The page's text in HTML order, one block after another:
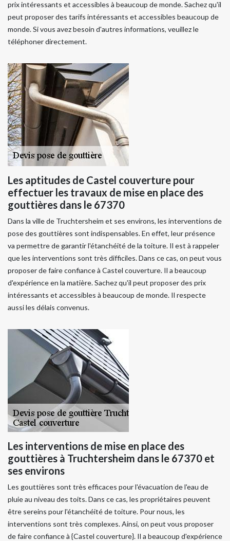
prix intéressants et accessibles à beaucoup de monde. Sachez qu'il
peut proposer des tarifs intéressants et accessibles beaucoup de
monde. Si vous avez besoin d'autres informations, veuillez le
téléphoner directement.
Les aptitudes de Castel couverture pour
effectuer les travaux de mise en place des
gouttières dans le 67370
Dans la ville de Truchtersheim et ses environs, les interventions de
pose des gouttières sont indispensables. En effet, leur présence
va permettre de garantir l'étanchéité de la toiture. Il est à rappeler
que les interventions sont très difficiles. Dans ce cas, on peut vous
proposer de faire confiance à Castel couverture. Il a beaucoup
d'expérience en la matière. Sachez qu'il peut proposer des prix
intéressants et accessibles à beaucoup de monde. Il respecte
aussi les délais convenus.
Les interventions de mise en place des
gouttières à Truchtersheim dans le 67370 et
ses environs
Les gouttières sont très efficaces pour l'évacuation de l'eau de
pluie au niveau des toits. Dans ce cas, les propriétaires peuvent
être sereins pour l'étanchéité de toiture. Pour nous, les
interventions sont très complexes. Ainsi, on peut vous proposer
de faire confiance à {Castel couverture}. Il a beaucoup d'expérience